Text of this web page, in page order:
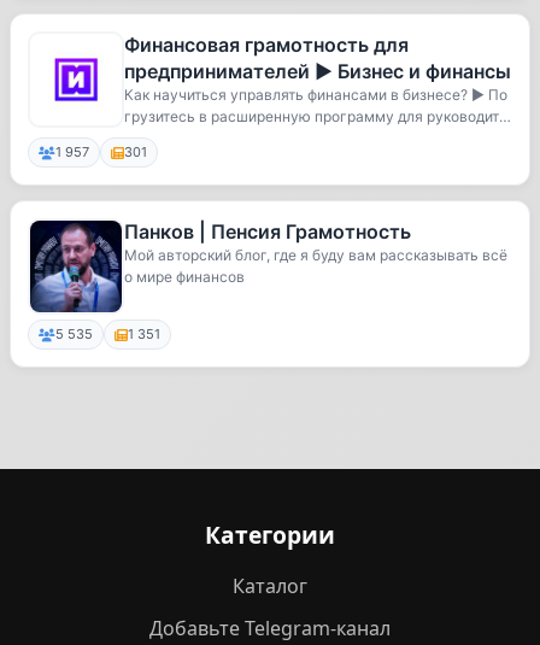
Финансовая грамотность для
предпринимателей ► Бизнес и финансы
Как научиться управлять финансами в бизнесе? ► По
грузитесь в расширенную программу для руководит
е...
1 957 301
Панков | Пенсия Грамотность
Мой авторский блог, где я буду вам рассказывать всё
о мире финансов
5 535 1 351
Категории
Каталог
Добавьте Telegram-канал